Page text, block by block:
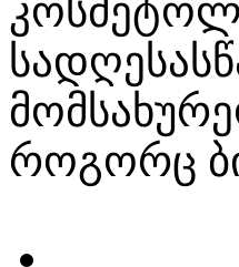
როგორც